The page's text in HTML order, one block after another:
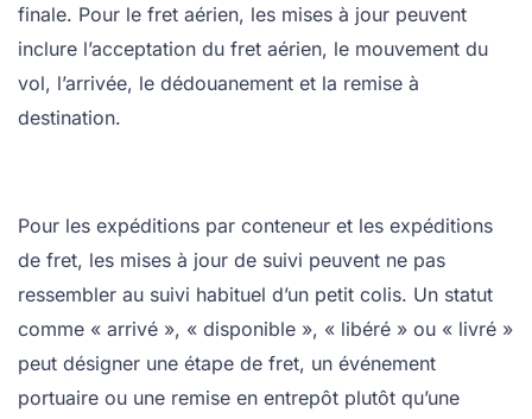
finale. Pour le fret aérien, les mises à jour peuvent
inclure l’acceptation du fret aérien, le mouvement du
vol, l’arrivée, le dédouanement et la remise à
destination.
Pour les expéditions par conteneur et les expéditions
de fret, les mises à jour de suivi peuvent ne pas
ressembler au suivi habituel d’un petit colis. Un statut
comme « arrivé », « disponible », « libéré » ou « livré »
peut désigner une étape de fret, un événement
portuaire ou une remise en entrepôt plutôt qu’une